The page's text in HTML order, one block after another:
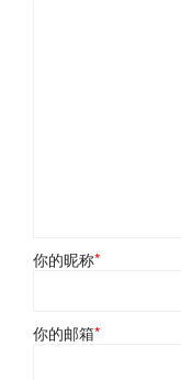
你的昵称*
你的邮箱*